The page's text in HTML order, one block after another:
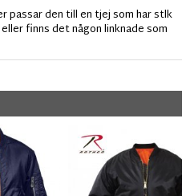
passar den till en tjej som har stlk
finns det någon linknade som